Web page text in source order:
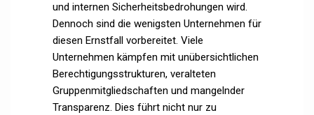
und internen Sicherheitsbedrohungen wird.
Dennoch sind die wenigsten Unternehmen für
diesen Ernstfall vorbereitet. Viele
Unternehmen kämpfen mit unübersichtlichen
Berechtigungsstrukturen, veralteten
Gruppenmitgliedschaften und mangelnder
Transparenz. Dies führt nicht nur zu